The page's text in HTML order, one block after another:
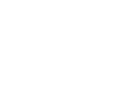
펀드의 환매 결과를